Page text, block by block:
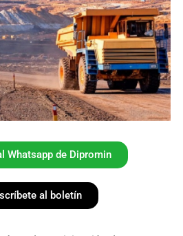
Whatsapp de Dipromin
al boletín